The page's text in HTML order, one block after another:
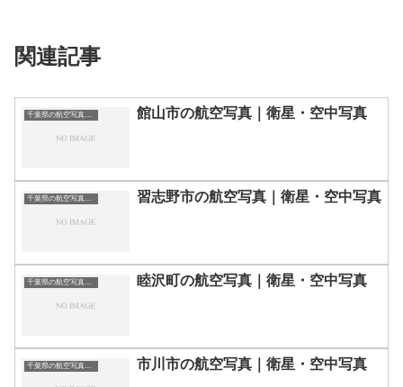
関連記事
千葉県の航空写真・空中写真 館山市の航空写真｜衛星・空中写真
千葉県の航空写真・空中写真 習志野市の航空写真｜衛星・空中写真
千葉県の航空写真・空中写真 睦沢町の航空写真｜衛星・空中写真
千葉県の航空写真・空中写真 市川市の航空写真｜衛星・空中写真